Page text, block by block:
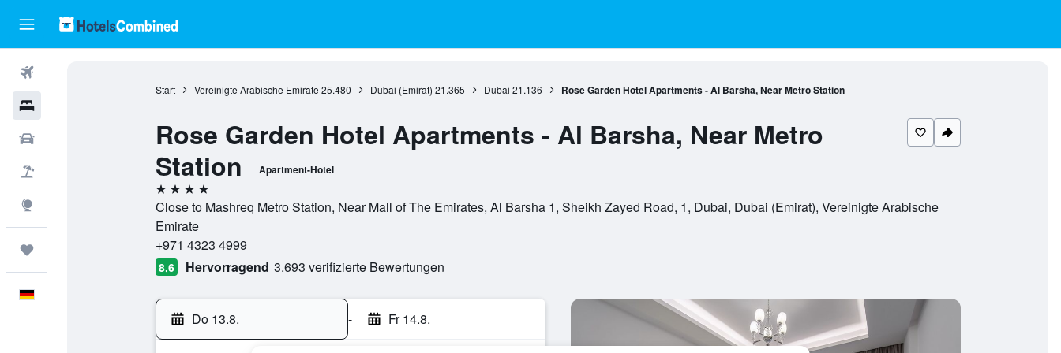
Start Vereinigte Arabische Emirate 25.480 Dubai (Emirat) 21.365 Dubai 21.136 Rose Garden Hotel Apartments - Al Barsha, Near Metro Station
Rose Garden Hotel Apartments - Al Barsha, Near Metro
Station
Apartment-Hotel
4 Sterne
Close to Mashreq Metro Station, Near Mall of The Emirates, Al Barsha 1, Sheikh Zayed Road, 1, Dubai, Dubai (Emirat), Vereinigte Arabische
Emirate
+971 4323 4999
8,6 Hervorragend 3.693 verifizierte Bewertungen
Do 13.8. - Fr 14.8.